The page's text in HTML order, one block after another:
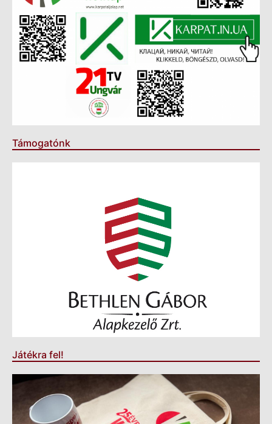
Támogatónk
Játékra fel!